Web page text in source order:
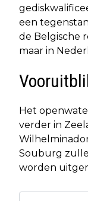
een
de Belgische
maar in
Het
verder in
Souburg
worden